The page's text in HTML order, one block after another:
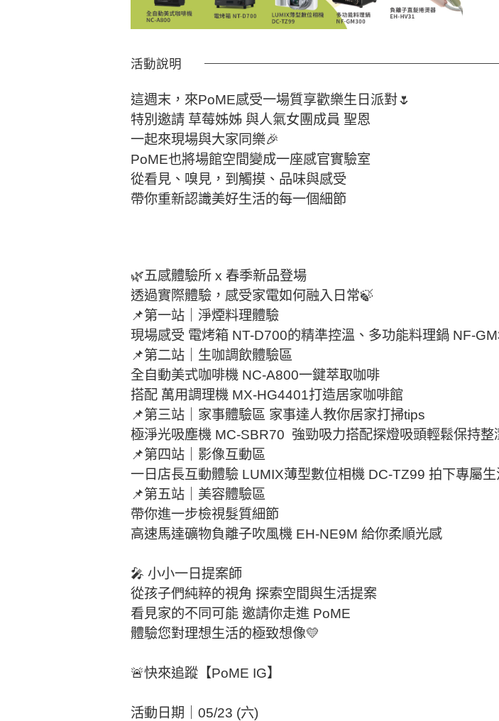
活動說明
這週末，來PoME感受一場質享歡樂生日派對🌷​
特別邀請 草莓姊姊 與人氣女團成員 聖恩​
一起來現場與大家同樂🎉​
PoME也將場館空間變成一座感官實驗室​
從看見、嗅見，到觸摸、品味與感受​
帶你重新認識美好生活的每一個細節
🌿五感體驗所 x 春季新品登場​
透過實際體驗，感受家電如何融入日常🍃​
📌第一站｜淨煙料理體驗​
現場感受 電烤箱 NT-D700的精準控溫​、多功能料理鍋 NF-
📌第二站｜生咖調飲體驗區​
全自動美式咖啡機 NC-A800一鍵萃取咖啡​
搭配 萬用調理機 MX-HG4401打造居家咖啡館​
📌第三站｜家事體驗區​ 家事達人教你居家打掃tips​
極淨光吸塵機 MC-SBR70 ​ 強勁吸力搭配探燈吸頭輕鬆保持整
📌第四站｜影像互動區​
一日店長互動體驗​ LUMIX薄型數位相機 DC-TZ99 拍下專屬
📌第五站｜美容體驗區​
帶你進一步檢視髮質細節​
高速馬達礦物負離子吹風機 EH-NE9M 給你柔順光感
🎤 小小一日提案師​
從孩子們純粹的視角 探索空間與生活提案​
看見家的不同可能​ 邀請你走進 PoME​
體驗您對理想生活的極致想像💛​
🚨快來追蹤【PoME IG】
活動日期｜05/23 (六)​